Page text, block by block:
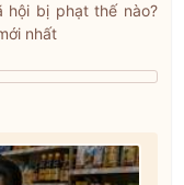
hội bị phạt thế nào?
nhất